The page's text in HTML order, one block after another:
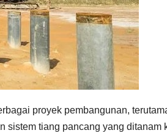
proyek pembangunan,
sistem tiang pancang yang ditanam